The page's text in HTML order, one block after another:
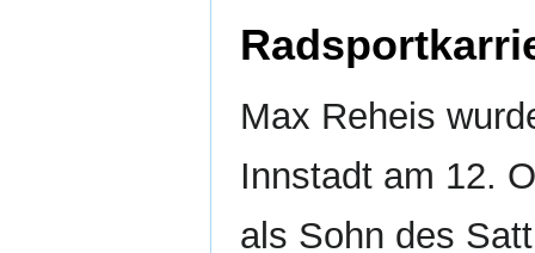
Max Reheis
Innstadt am 12.
als Sohn des